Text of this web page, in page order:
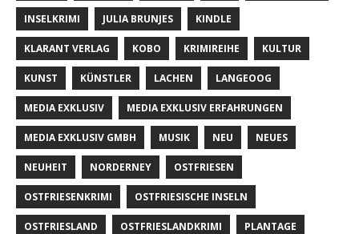
INSELKRIMI JULIA BRUNJES KINDLE
KLARANT VERLAG KOBO KRIMIREIHE KULTUR
KUNST KÜNSTLER LACHEN LANGEOOG
MEDIA EXKLUSIV MEDIA EXKLUSIV ERFAHRUNGEN
MEDIA EXKLUSIV GMBH MUSIK NEU NEUES
NEUHEIT NORDERNEY OSTFRIESEN
OSTFRIESENKRIMI OSTFRIESISCHE INSELN
OSTFRIESLAND OSTFRIESLANDKRIMI PLANTAGE